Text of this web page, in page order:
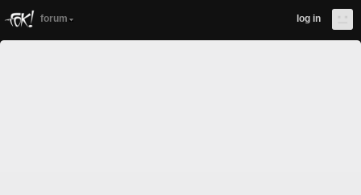
forum log in